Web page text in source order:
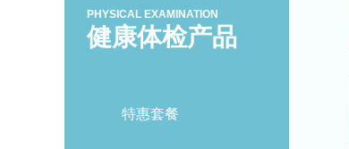
PHYSICAL EXAMINATION
健康体检产品
特惠套餐